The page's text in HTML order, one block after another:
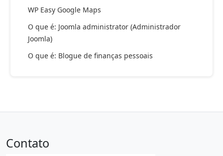
WP Easy Google Maps
O que é: Joomla administrator (Administrador
Joomla)
O que é: Blogue de finanças pessoais
Contato